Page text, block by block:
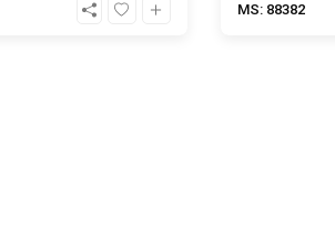
MS: 88382